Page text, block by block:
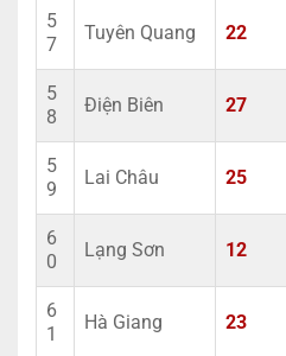
5
7
Tuyên Quang 22
5
8
Điện Biên 27
5
9
Lai Châu 25
6
0
Lạng Sơn 12
6
1
Hà Giang 23